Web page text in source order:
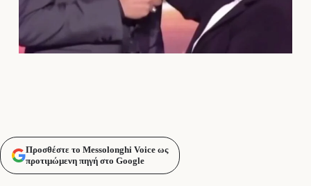
Προσθέστε το Messolonghi Voice ως
προτιμώμενη πηγή στο Google